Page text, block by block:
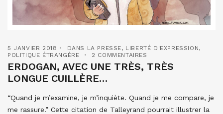
5 JANVIER 2018 DANS LA PRESSE, LIBERTÉ D'EXPRESSION,
POLITIQUE ÉTRANGÈRE
2 COMMENTAIRES
ERDOGAN, AVEC UNE TRÈS, TRÈS
LONGUE CUILLÈRE…
“Quand je m’examine, je m’inquiète. Quand je me compare, je
me rassure.” Cette citation de Talleyrand pourrait illustrer la